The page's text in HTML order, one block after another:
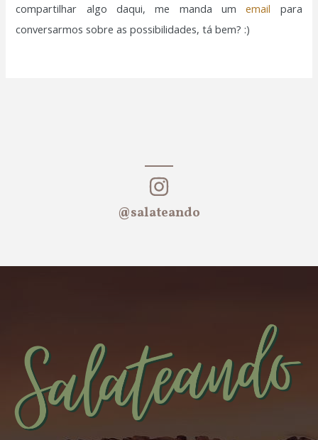
compartilhar algo daqui, me manda umemail para
conversarmos sobre as possibilidades, tá bem? :)
@salateando